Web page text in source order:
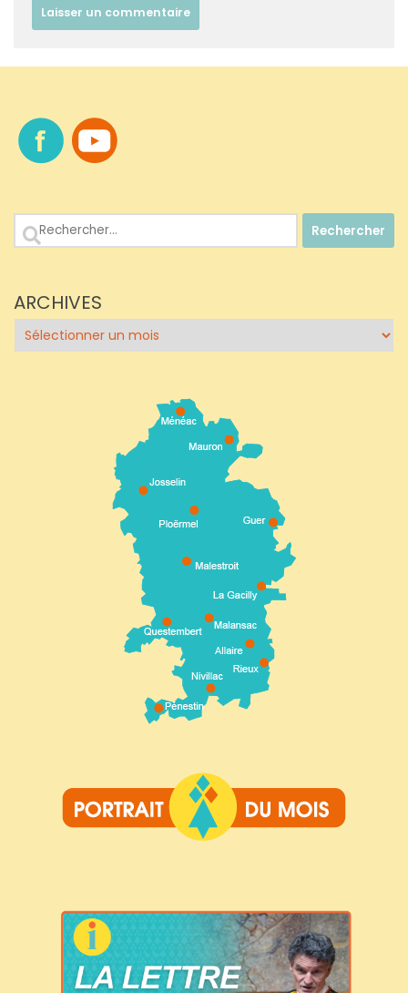
Rechercher :
ARCHIVES
Archives